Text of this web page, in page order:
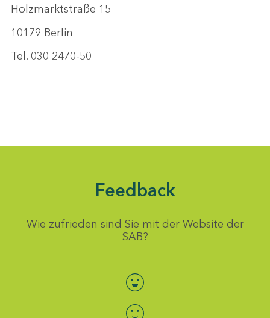
Holzmarktstraße 15
10179 Berlin
Tel. 030 2470-50
Feedback
Wie zufrieden sind Sie mit der Website der
SAB?
Bewertung auswählen